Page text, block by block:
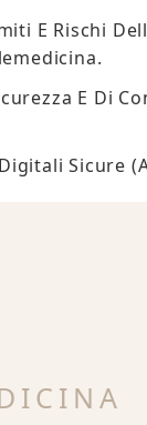
E Rischi
E Di
Sicure